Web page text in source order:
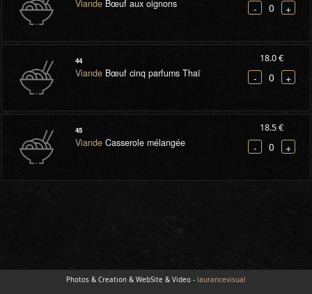
ViandeBœuf aux oignons - 0 +
44
ViandeBœuf cinq parfums Thaï
18.0 €
- 0 +
45
ViandeCasserole mélangée
18.5 €
- 0 +
Photos & Creation & WebSite & Video - laurancevisual